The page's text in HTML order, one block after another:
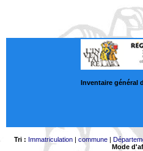
Inventaire général
Tri : Immatriculation| commune|
Mode